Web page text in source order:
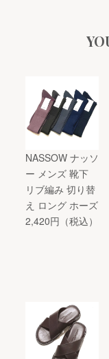
NASSOW ナッソ
ー メンズ 靴下
リブ編み 切り替
え ロング ホーズ
2,420円（税込）